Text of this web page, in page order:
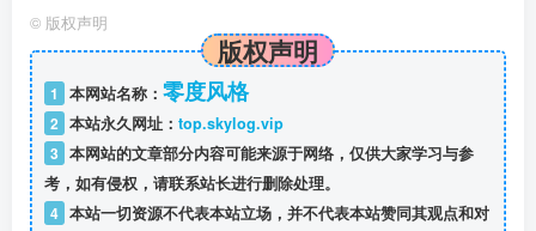
© 版权声明
版权声明
1 本网站名称： 零度风格
2 本站永久网址： top.skylog.vip
3 本网站的文章部分内容可能来源于网络，仅供大家学习与参
考，如有侵权，请联系站长进行删除处理。
4 本站一切资源不代表本站立场，并不代表本站赞同其观点和对